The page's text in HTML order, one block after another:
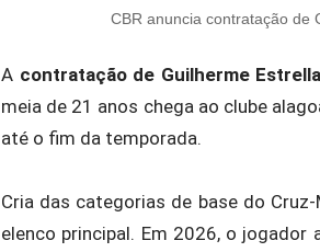
CBR anuncia contratação de
A contratação de Guilherme
meia de 21 anos chega ao clube
até o fim da temporada.
Cria das categorias de base do
elenco principal. Em 2026, o